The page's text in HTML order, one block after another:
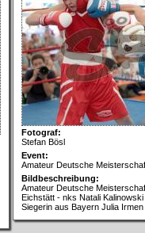
Fotograf:
Stefan Bösl
Event:
Amateur Deutsche
Bildbeschreibung:
Amateur Deutsche
Eichstätt - nks Natali
Siegerin aus Bayern Julia Irmen